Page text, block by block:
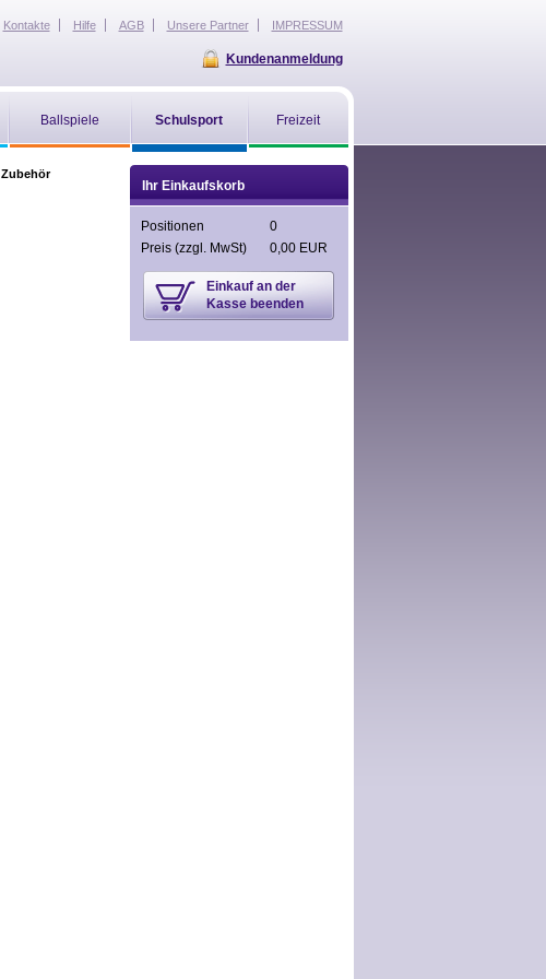
Kontakte Hilfe AGB Unsere Partner IMPRESSUM
Ballspiele Schulsport Freizeit
Kundenanmeldung
Zubehör
Ihr Einkaufskorb
Positionen
0
Preis (zzgl. MwSt) 0,00 EUR
Einkauf an der
Kasse beenden